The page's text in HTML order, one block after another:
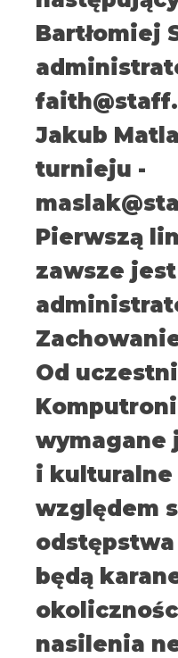
Bartłomiej
Jakub
turnieju -
Pierwszą
zawsze
Od
wymagane
i kulturalne
względem
będą
nasilenia